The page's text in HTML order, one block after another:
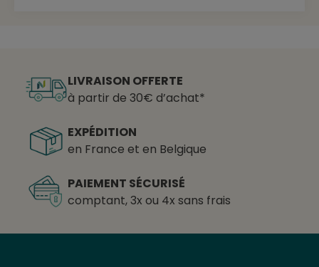
LIVRAISON OFFERTE
à partir de 30€ d’achat*
EXPÉDITION
en France et en Belgique
PAIEMENT SÉCURISÉ
comptant, 3x ou 4x sans frais